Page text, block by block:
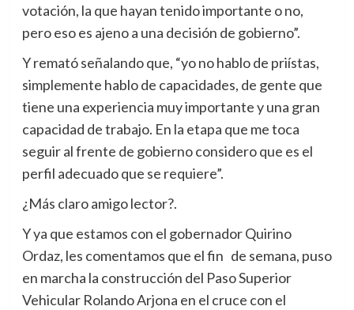
votación, la que hayan tenido importante o no,
pero eso es ajeno a una decisión de gobierno”.
Y remató señalando que, “yo no hablo de priístas,
simplemente hablo de capacidades, de gente que
tiene una experiencia muy importante y una gran
capacidad de trabajo. En la etapa que me toca
seguir al frente de gobierno considero que es el
perfil adecuado que se requiere”.
¿Más claro amigo lector?.
Y ya que estamos con el gobernador Quirino
Ordaz, les comentamos que el fin de semana, puso
en marcha la construcción del Paso Superior
Vehicular Rolando Arjona en el cruce con el